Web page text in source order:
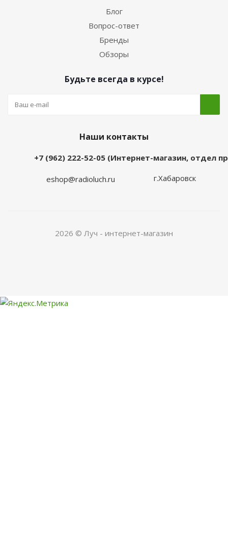
Блог
Вопрос-ответ
Бренды
Обзоры
Будьте всегда в курсе!
Наши контакты
+7 (962) 222-52-05 (Интернет-магазин, отдел
eshop@radioluch.ru г.Хабаровск
2026 © Луч - интернет-магазин